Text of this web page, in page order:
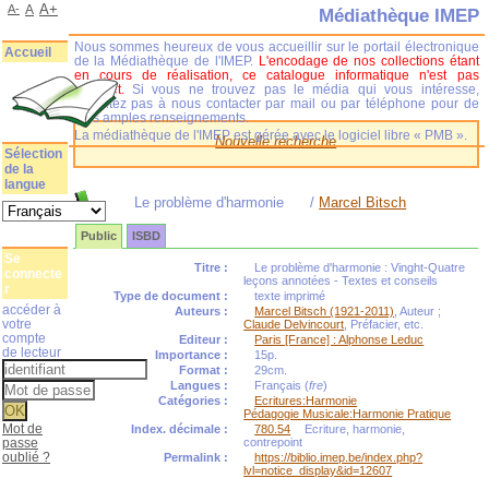
Nouvelle recherche
Le problème d'harmonie / Marcel Bitsch
Public ISBD
Titre :
Le problème d'harmonie : Vinght-Quatre
leçons annotées - Textes et conseils
Type de document :
texte imprimé
Auteurs :
Marcel Bitsch (1921-2011) , Auteur ;
Claude Delvincourt , Préfacier, etc.
Editeur :
Paris [France] : Alphonse Leduc
Importance :
15p.
Format :
29cm.
Langues :
Français (fre)
Catégories :
Ecritures:Harmonie
Pédagogie Musicale:Harmonie Pratique
Index. décimale :
780.54
Ecriture, harmonie,
contrepoint
Permalink :
https://biblio.imep.be/index.php?
lvl=notice_display&id=12607
Médiathèque IMEP
Nous sommes heureux de vous accueillir sur le portail électronique
de la Médiathèque de l'IMEP. L'encodage de nos collections étant
en cours de réalisation, ce catalogue informatique n'est pas
complet.
Si vous ne trouvez pas le média qui vous intéresse,
n'hésitez pas à nous contacter par mail ou par téléphone pour de
plus amples renseignements.
La médiathèque de l'IMEP est gérée avec le logiciel libre « PMB ».
A- A A+
Accueil
Sélection
de la
langue
Se
connecte
r
accéder à
votre
compte
de lecteur
Mot de
passe
oublié ?